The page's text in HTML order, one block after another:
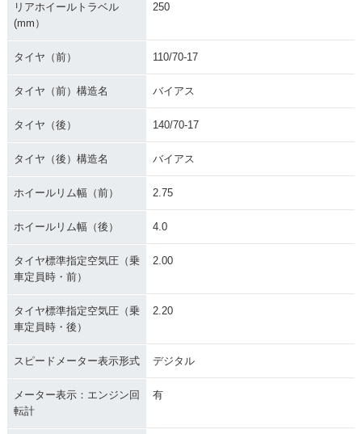
リアホイールトラベル
(mm）
250
タイヤ（前） 110/70-17
タイヤ（前）構造名 バイアス
タイヤ（後） 140/70-17
タイヤ（後）構造名 バイアス
ホイールリム幅（前） 2.75
ホイールリム幅（後） 4.0
タイヤ標準指定空気圧（乗
車定員時・前）
2.00
タイヤ標準指定空気圧（乗
車定員時・後）
2.20
スピードメーター表示形式 デジタル
メーター表示：エンジン回
転計
有